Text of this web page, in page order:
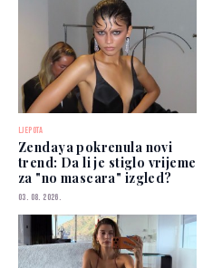
LJEPOTA
Zendaya pokrenula novi
trend: Da li je stiglo vrijeme
za "no mascara" izgled?
03. 08. 2026.